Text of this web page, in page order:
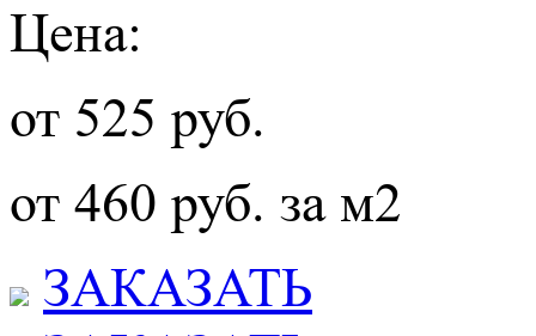
Цена:
от 525 руб.
от 460 руб. за м2
ЗАКАЗАТЬ